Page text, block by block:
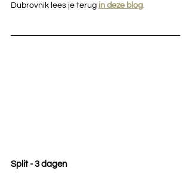
Dubrovnik lees je terug in deze blog
Split - 3 dagen